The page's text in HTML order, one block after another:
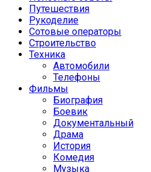
Путешествия
Рукоделие
Сотовые операторы
Строительство
Техника
Автомобили
Телефоны
Фильмы
Биография
Боевик
Документальный
Драма
История
Комедия
Музыка